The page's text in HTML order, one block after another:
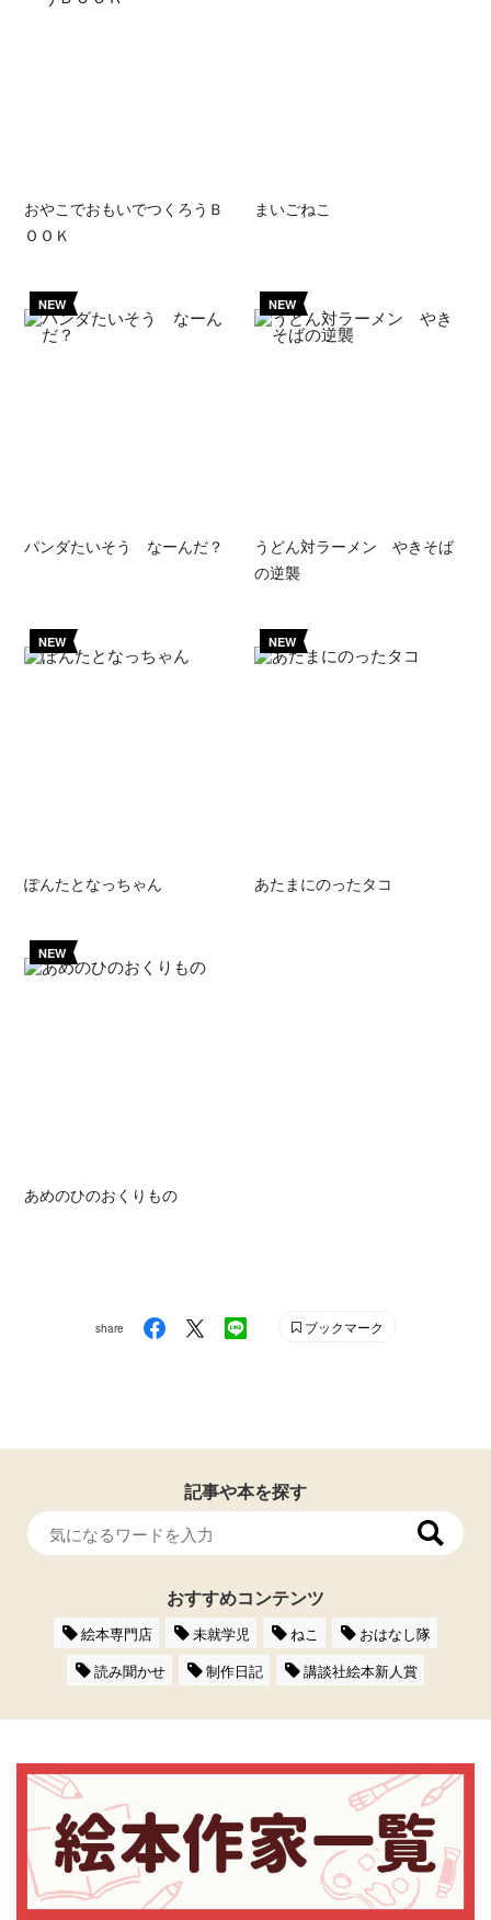
おやこでおもいでつくろうＢ
ＯＯＫ
まいごねこ
NEW
パンダたいそう なーんだ？
NEW
うどん対ラーメン やきそば
の逆襲
NEW
ぽんたとなっちゃん
NEW
あたまにのったタコ
NEW
あめのひのおくりもの
share ブックマーク
記事や本を探す
おすすめコンテンツ
絵本専門店 未就学児 ねこ
おはなし隊
読み聞かせ
制作日記 講談社絵本新人賞